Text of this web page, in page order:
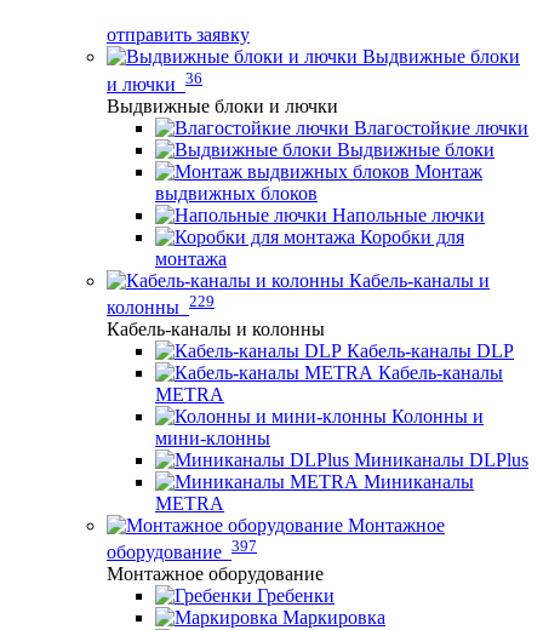
отправить заявку
Выдвижные блоки
и лючки 36
Выдвижные блоки и лючки
Влагостойкие лючки
Выдвижные блоки
Монтаж
выдвижных блоков
Напольные лючки
Коробки для
монтажа
Кабель-каналы и
колонны 229
Кабель-каналы и колонны
Кабель-каналы DLP
Кабель-каналы
METRA
Колонны и
мини-клонны
Миниканалы DLPlus
Миниканалы
METRA
Монтажное
оборудование 397
Монтажное оборудование
Гребенки
Маркировка